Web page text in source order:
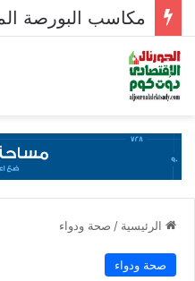
الرئيسية / صحة ودواء
صحة ودواء